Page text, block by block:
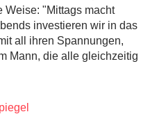
Weise: "Mittags macht
investieren wir in das
all ihren Spannungen,
Mann, die alle gleichzeitig